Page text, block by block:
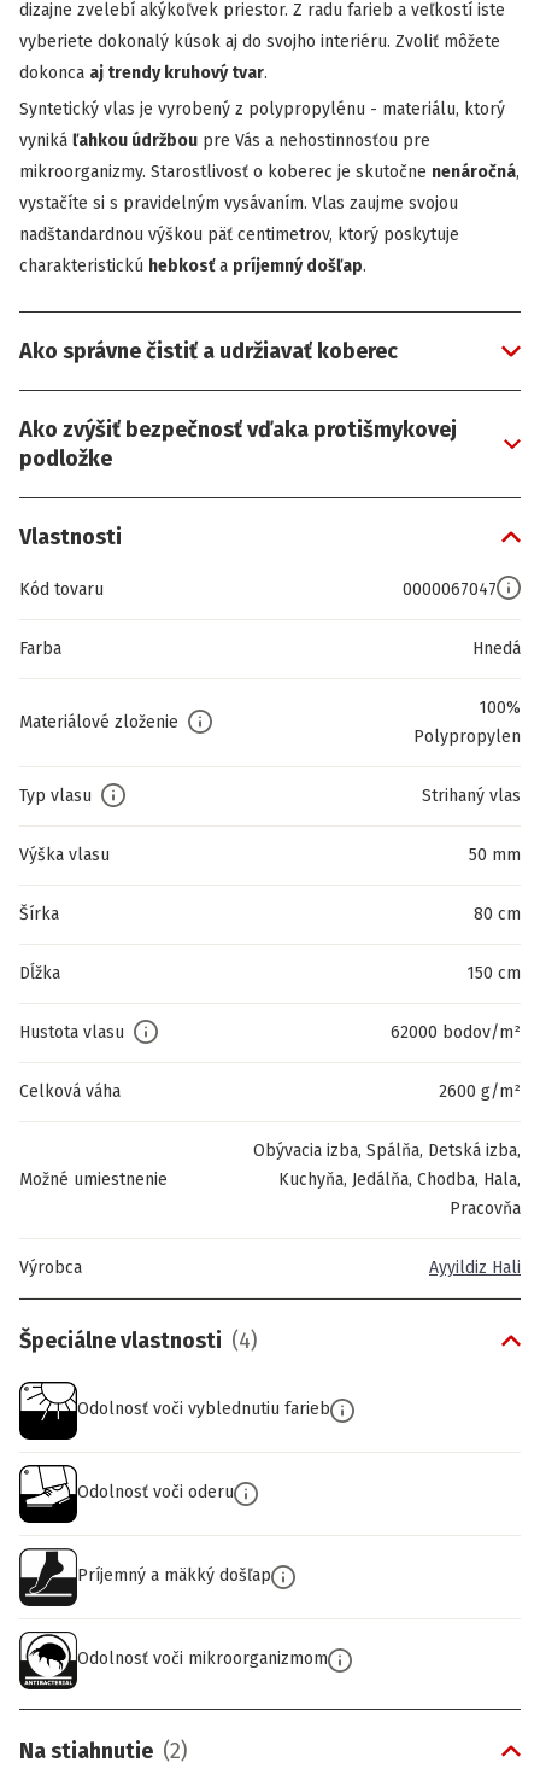
dizajne zvelebí akýkoľvek priestor. Z radu farieb a veľkostí iste
vyberiete dokonalý kúsok aj do svojho interiéru. Zvoliť môžete
dokonca aj trendy kruhový tvar.
Syntetický vlas je vyrobený z polypropylénu - materiálu, ktorý
vyniká ľahkou údržbou pre Vás a nehostinnosťou pre
mikroorganizmy. Starostlivosť o koberec je skutočne nenáročná,
vystačíte si s pravidelným vysávaním. Vlas zaujme svojou
nadštandardnou výškou päť centimetrov, ktorý poskytuje
charakteristickú hebkosťa príjemný došľap.
Ako správne čistiť a udržiavať koberec
Ako zvýšiť bezpečnosť vďaka protišmykovej
podložke
Vlastnosti
Kód tovaru 0000067047
Farba Hnedá
Materiálové zloženie
100%
Polypropylen
Typ vlasu Strihaný vlas
Výška vlasu 50 mm
Šírka 80 cm
Dĺžka 150 cm
Hustota vlasu 62000 bodov/m²
Celková váha 2600 g/m²
Možné umiestnenie
Obývacia izba, Spálňa, Detská izba,
Kuchyňa, Jedálňa, Chodba, Hala,
Pracovňa
Výrobca Ayyildiz Hali
Špeciálne vlastnosti (4)
Odolnosť voči vyblednutiu farieb
Odolnosť voči oderu
Príjemný a mäkký došľap
Odolnosť voči mikroorganizmom
Na stiahnutie (2)